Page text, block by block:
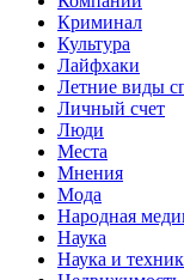
Криминал
Культура
Лайфхаки
Летние виды
Личный счет
Люди
Места
Мнения
Мода
Народная
Наука
Наука и